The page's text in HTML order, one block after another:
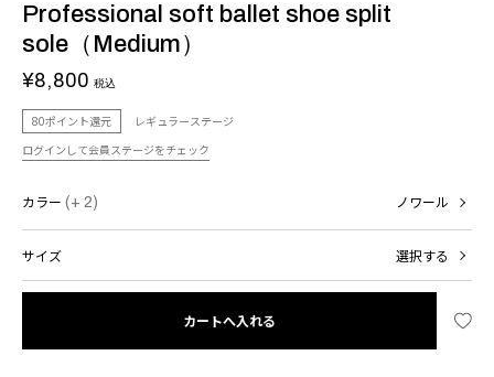
Professional soft ballet shoe split
sole（Medium）
¥8,800 税込
80ポイント還元
レギュラーステージ
ログインして会員ステージをチェック
カラー (+ 2) ノワール
サイズ 選択する
カートへ入れる